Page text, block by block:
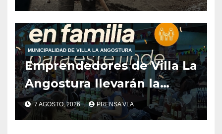
condiciones climáticas.
MUNICIPALIDAD DE VILLA LA ANGOSTURA
Emprendedores de Villa La
Angostura llevarán la
producción local a Tienda
de Sabores.
7 AGOSTO, 2026 PRENSA VLA